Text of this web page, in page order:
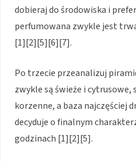
dobieraj do środowiska i
perfumowana zwykle jest
[1][2][5][6][7].
Po trzecie przeanalizuj
zwykle są świeże i
korzenne, a baza najczęściej
decyduje o finalnym
godzinach [1][2][5].